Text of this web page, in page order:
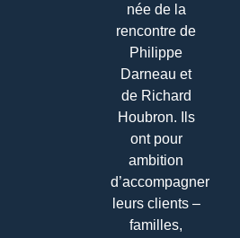
née de la
rencontre de
Philippe
Darneau et
de Richard
Houbron. Ils
ont pour
ambition
d’accompagner
leurs clients –
familles,